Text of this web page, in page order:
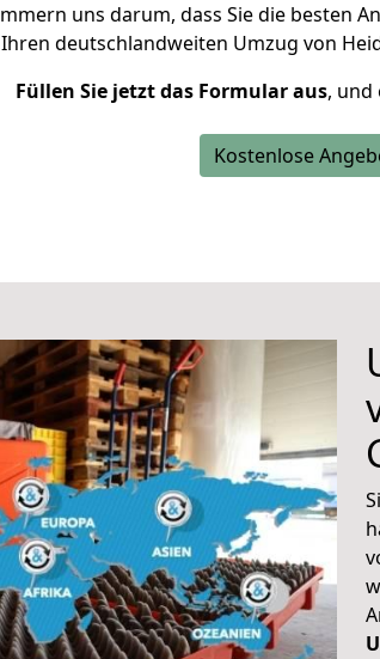
uns darum, dass Sie die besten
deutschlandweiten Umzug von
Füllen Sie jetzt das Formular aus, und
Kostenlose